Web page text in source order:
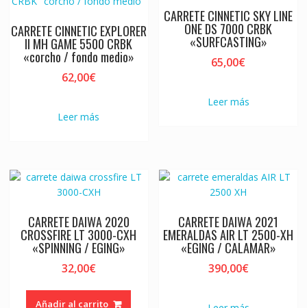
CARRETE CINNETIC EXPLORER
II MH GAME 5500 CRBK
«corcho / fondo medio»
62,00€
Leer más
CARRETE CINNETIC SKY LINE
ONE DS 7000 CRBK
«SURFCASTING»
65,00€
Leer más
CARRETE DAIWA 2020
CROSSFIRE LT 3000-CXH
«SPINNING / EGING»
32,00€
Añadir al carrito
CARRETE DAIWA 2021
EMERALDAS AIR LT 2500-XH
«EGING / CALAMAR»
390,00€